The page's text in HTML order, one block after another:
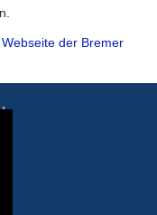
Webseite der Bremer